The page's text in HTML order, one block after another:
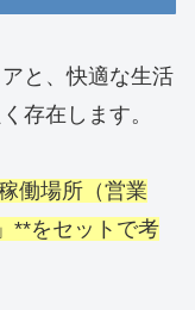
と、快適な生活
存在します。
働場所（営業
**をセットで考